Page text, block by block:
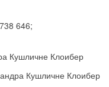
646;
Кушличне Клоибер
Кушличне Клоибер